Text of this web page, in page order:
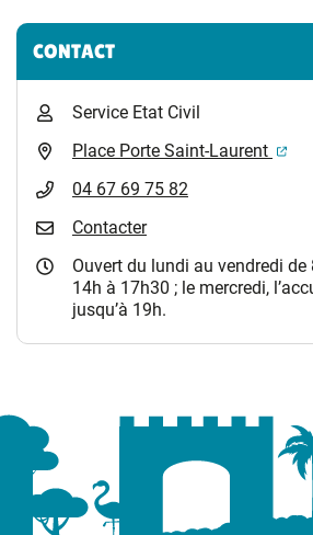
CONTACT
Service Etat Civil
Place Porte Saint-Laurent
04 67 69 75 82
Contacter
Ouvert du lundi au vendredi
14h à 17h30 ; le mercredi,
jusqu’à 19h.